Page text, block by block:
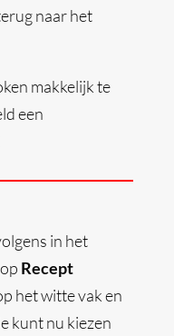
naar het
makkelijk te
een
in het
Recept
het witte vak en
kunt nu kiezen